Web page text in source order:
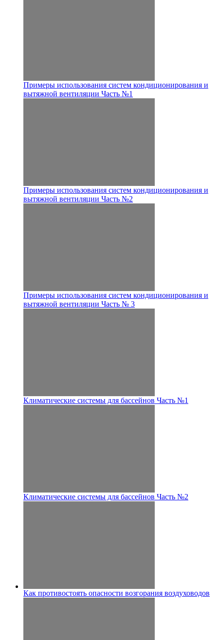
Примеры использования систем кондиционирования и
вытяжной вентиляции Часть №1
Примеры использования систем кондиционирования и
вытяжной вентиляции Часть №2
Примеры использования систем кондиционирования и
вытяжной вентиляции Часть № 3
Климатические системы для бассейнов Часть №1
Климатические системы для бассейнов Часть №2
Как противостоять опасности возгорания воздуховодов